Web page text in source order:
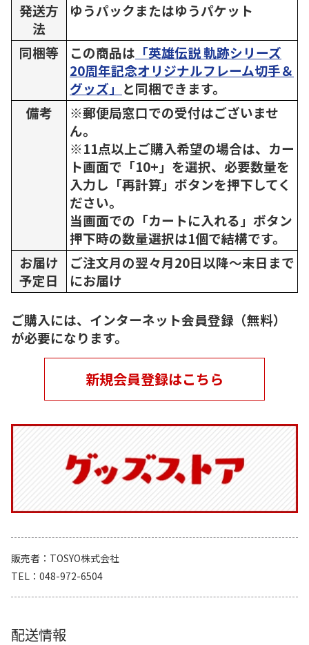
発送方
法
ゆうパックまたはゆうパケット
同梱等 この商品は 「英雄伝説 軌跡シリーズ
20周年記念オリジナルフレーム切手＆
グッズ」 と同梱できます。
備考
※郵便局窓口での受付はございませ
ん。
※11点以上ご購入希望の場合は、カー
ト画面で「10+」を選択、必要数量を
入力し「再計算」ボタンを押下してく
ださい。
当画面での「カートに入れる」ボタン
押下時の数量選択は1個で結構です。
お届け
予定日
ご注文月の翌々月20日以降～末日まで
にお届け
ご購入には、インターネット会員登録（無料）
が必要になります。
新規会員登録はこちら
販売者
TOSYO株式会社
TEL
048-972-6504
配送情報